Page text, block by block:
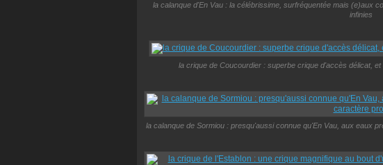
la calanque d'En Vau : la célébrissime, surfréquentée mais (e)aux
infinies
la crique de Coucourdier : superbe crique d'accès délicat,
la calanque de Sormiou : presqu'aussi connue qu'En Vau, aux eaux